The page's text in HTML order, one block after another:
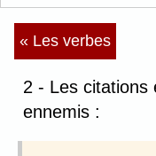
« Les verbes
2 - Les citations
ennemis :